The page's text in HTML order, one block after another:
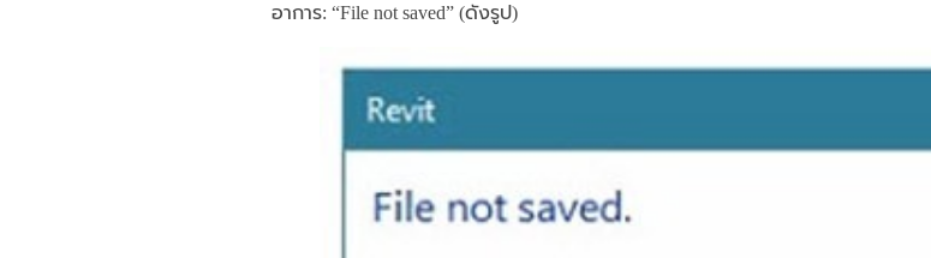
อาการ: “File not saved” (ดังรูป)